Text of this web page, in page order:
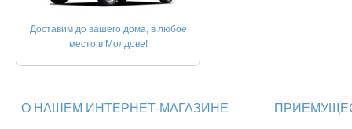
Доставим до вашего дома, в любое
место в Молдове!
О НАШЕМ ИНТЕРНЕТ-МАГАЗИНЕ